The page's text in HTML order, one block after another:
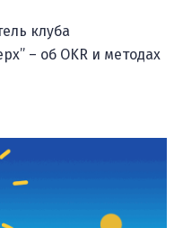
клуба
– об OKR и методах